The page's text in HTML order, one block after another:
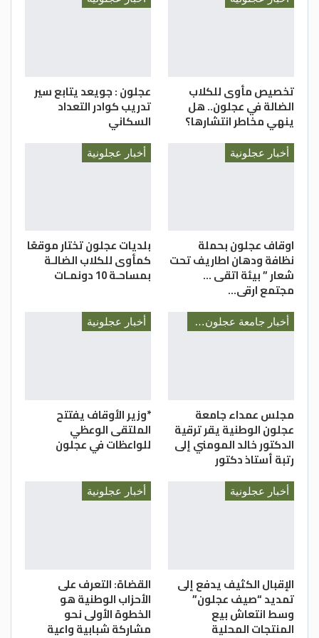
تخصيص مأوى للكلاب
الضالة في عجلون.. هل
ينهي مخاطر انتشارها؟
عجلون : جويعد يتابع سير
تدريب كوادر التعداد
السكاني
أخبار عجلونية
اوقاف عجلون بحملة
نظافة ودهان اطاريف تحت
شعار ” بيئة اتقى …
مجتمع ارقى…
أخبار عجلونية
بلديات عجلون تختار موقعًا
كمأوى للكلاب الضالـة
بمساحـة 10 دونمـات
أخبار جامعة عجلون الوطنية
مجلس عمداء جامعة
عجلون الوطنية يقر ترقية
الدكتور خالد المومني إلى
رتبة أستاذ دكتور
أخبار عجلونية
*وزير الأوقاف يفتتح
الملتقى الوعظي
للواعظات في عجلون
أخبار عجلونية
الإقبال الكثيف يدفع إلى
تمديد “صيف عجلون”
وسط انتعاش بيع
المنتجات المحلية
أخبار عجلونية
القضاة: التعرف على
الأحزاب الوطنية هو
الخطوة الأولى نحو
مشاركة شبابية واعية